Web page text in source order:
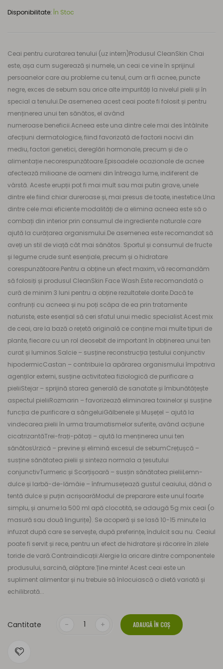
Disponibilitate: În Stoc
Ceai pentru curatarea tenului (uz intern)Produsul CleanSkin Chai
este, așa cum sugerează și numele, un ceai ce vine în sprijinul
persoanelor care au probleme cu tenul, cum ar fi acnee, puncte
negre, exces de sebum sau orice alte impurități la nivelul pielii și în
special a tenului.De asemenea acest ceai poate fi folosit și pentru
menținerea unui ten sănătos, el având
numeroase beneficii.Acneea este una dintre cele mai des întâlnite
afecțiuni dermatologice, fiind favorizată de factorii nocivi din
mediu, factori genetici, dereglări hormonale, precum și de o
alimentație necorespunzătoare.Episoadele ocazionale de acnee
afectează milioane de oameni din întreaga lume, indiferent de
vârstă. Aceste erupții pot fi mai mult sau mai putin grave, unele
dintre ele fiind chiar dureroase și, mai presus de toate, inestetice.Una
dintre cele mai eficiente modalități de a elimina acneea este să o
combați din interior prin consumul de ingrediente naturale care
ajută la curățarea organismului.De asemenea este recomandat să
aveți un stil de viață cât mai sănătos. Sportul și consumul de fructe
și legume crude sunt esențiale, precum și o hidratare
corespunzătoare.Pentru a obține un efect maxim, vă recomandăm
să folosiți și produsul CleanSkin Face Wash.Este recomandată o
cură de minim 3 luni pentru a obține rezultatele dorite.Dacă te
confrunți cu acneea și nu poți scăpa de ea prin tratamente
naturiste, este esențial să ceri sfatul unui medic specialist.Acest mix
de ceai, are la bază o rețetă originală ce conține mai multe tipuri de
plante, fiecare cu un rol deosebit de important în obținerea unui ten
curat și luminos.Salcie – susține reconstrucția țestului conjunctiv
hipodermicCastan – contribuie la apărarea organismului împotriva
agenților externi, susține activitatea fiziologică de purificare a
pieliiStejar – sprijină starea generală de sanatate și îmbunătățește
aspectul pieliiRozmarin – favorizează eliminarea toxinelor și susține
funcția de purificare a sângeluiGălbenele și Mușețel – ajută la
vindecarea pielii în urma traumatismelor suferite, având acțiune
cicatrizantăTrei-frați-pătați – ajută la menținerea unui ten
sănătosUrzică – previne și elimină excesul de sebumCrețușcă –
susține sănătatea pielii și sinteza normala a țesutului
conjunctivTurmeric și Scorțișoară – susțin sănătatea pieliiLemn-
dulce și Iarbă-de-lămâie – înfrumusețează gustul ceaiului, dând o
tentă dulce și puțin acrișoarăModul de preparare este unul foarte
simplu, și anume:la 500 ml apă clocotită, se adaugă 5g mix ceai (o
masură sau două lingurițe). Se acoperă și se lasă 10-15 minute la
infuzat după care se servește, după preferințe, îndulcit sau nu. Ceaiul
poate fi servit și rece, pentru un efect de hidratare și răcorire în zilele
toride de vară.Contraindicații:Alergie la oricare dintre componentele
produsului, sarcină, alăptare.Ține minte! Acest ceai este un
supliment alimentar și nu trebuie să înlocuiască o dietă variată și
echilibrată...
Cantitate ADAUGĂ ÎN COŞ